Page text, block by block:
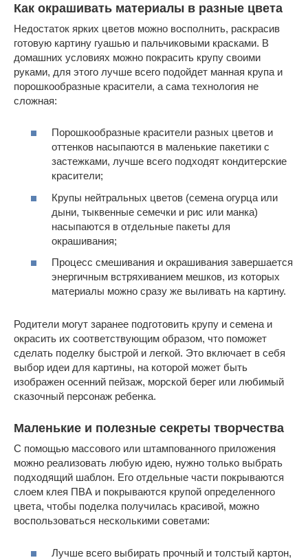
Как окрашивать материалы в разные цвета
Недостаток ярких цветов можно восполнить, раскрасив
готовую картину гуашью и пальчиковыми красками. В
домашних условиях можно покрасить крупу своими
руками, для этого лучше всего подойдет манная крупа и
порошкообразные красители, а сама технология не
сложная:
Порошкообразные красители разных цветов и
оттенков насыпаются в маленькие пакетики с
застежками, лучше всего подходят кондитерские
красители;
Крупы нейтральных цветов (семена огурца или
дыни, тыквенные семечки и рис или манка)
насыпаются в отдельные пакеты для
окрашивания;
Процесс смешивания и окрашивания завершается
энергичным встряхиванием мешков, из которых
материалы можно сразу же выливать на картину.
Родители могут заранее подготовить крупу и семена и
окрасить их соответствующим образом, что поможет
сделать поделку быстрой и легкой. Это включает в себя
выбор идеи для картины, на которой может быть
изображен осенний пейзаж, морской берег или любимый
сказочный персонаж ребенка.
Маленькие и полезные секреты творчества
С помощью массового или штампованного приложения
можно реализовать любую идею, нужно только выбрать
подходящий шаблон. Его отдельные части покрываются
слоем клея ПВА и покрываются крупой определенного
цвета, чтобы поделка получилась красивой, можно
воспользоваться несколькими советами:
Лучше всего выбирать прочный и толстый картон,